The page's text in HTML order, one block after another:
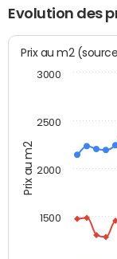
Evolution des
Prix au m2
Prix au
1500
2000
2500
3000